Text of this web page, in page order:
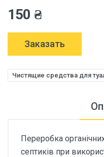
150 ₴
Заказать
Чистящие средства для
Переробка
септиків при